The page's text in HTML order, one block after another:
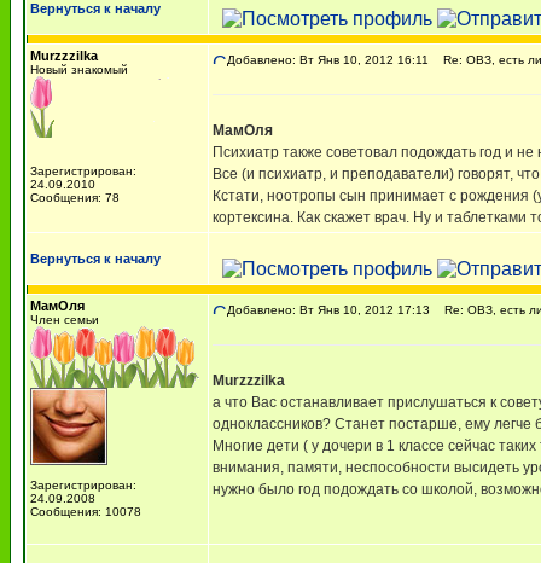
Вернуться к началу
Murzzzilka
Новый знакомый
Зарегистрирован:
24.09.2010
Сообщения: 78
Добавлено: Вт Янв 10, 2012 16:11 Re: ОВЗ, есть ли
МамОля
Психиатр также советовал подождать год и
Все (и психиатр, и преподаватели) говорят,
Кстати, ноотропы сын принимает с рождения
кортексина. Как скажет врач. Ну и таблетками
Вернуться к началу
МамОля
Член семьи
Зарегистрирован:
24.09.2008
Сообщения: 10078
Добавлено: Вт Янв 10, 2012 17:13 Re: ОВЗ, есть
Murzzzilka
а что Вас останавливает прислушаться к
одноклассников? Станет постарше, ему легче
Многие дети ( у дочери в 1 классе сейчас
внимания, памяти, неспособности высидеть
нужно было год подождать со школой,